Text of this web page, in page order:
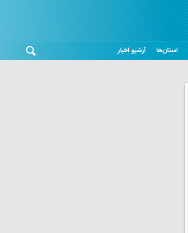
استان‌ها آرشیو اخبار